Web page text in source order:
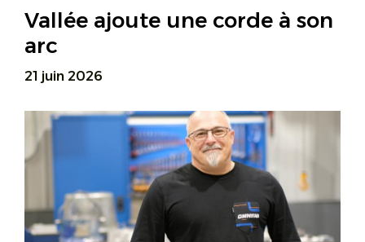
Vallée ajoute une corde à son
arc
21 juin 2026